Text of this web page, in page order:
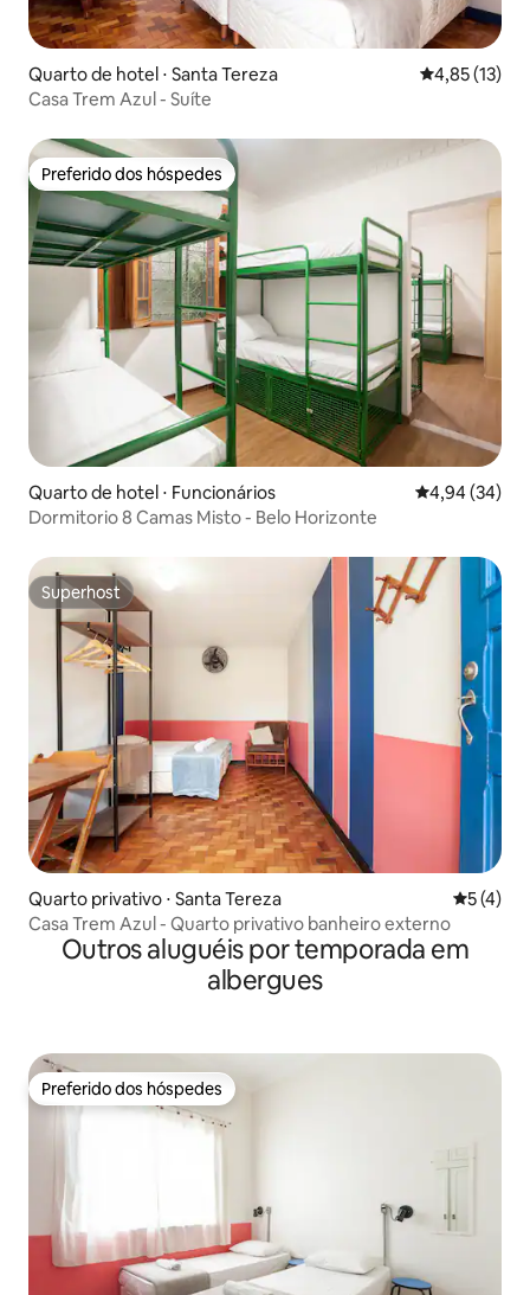
Quarto de hotel ⋅ Santa Tereza 4,85 de uma
4,85 (13)
Casa Trem Azul - Suíte
Preferido dos hóspedes
Preferido dos hóspedes
Quarto de hotel ⋅ Funcionários 4,94 de uma
4,94 (34)
Dormitorio 8 Camas Misto - Belo Horizonte
Superhost
Superhost
Quarto privativo ⋅ Santa Tereza 5 de
5 (4)
Casa Trem Azul - Quarto privativo banheiro externo
Outros aluguéis por temporada em
albergues
Preferido dos hóspedes
Preferido dos hóspedes